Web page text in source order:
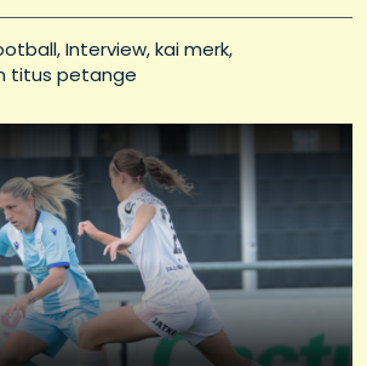
Interview kai merk
titus petange